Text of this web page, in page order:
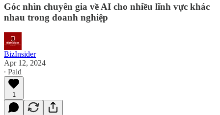
Góc nhìn chuyên gia về AI cho nhiều lĩnh vực khác
nhau trong doanh nghiệp
BizInsider
Apr 12, 2024
∙ Paid
1